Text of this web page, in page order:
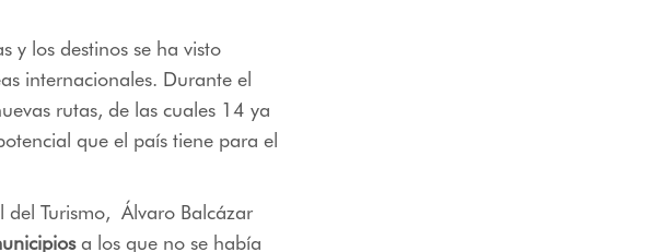
y los destinos se ha visto
internacionales. Durante el
rutas, de las cuales 14 ya
que el país tiene para el
del Turismo, Álvaro Balcázar
a los que no se había